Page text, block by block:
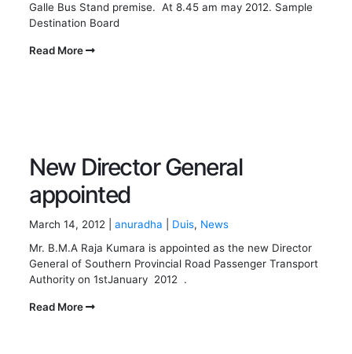
Galle Bus Stand premise. At 8.45 am may 2012. Sample
Destination Board
Read More
New Director General
appointed
March 14, 2012 | anuradha Duis, News
Mr. B.M.A Raja Kumara is appointed as the new Director
General of Southern Provincial Road Passenger Transport
Authority on 1stJanuary 2012 .
Read More